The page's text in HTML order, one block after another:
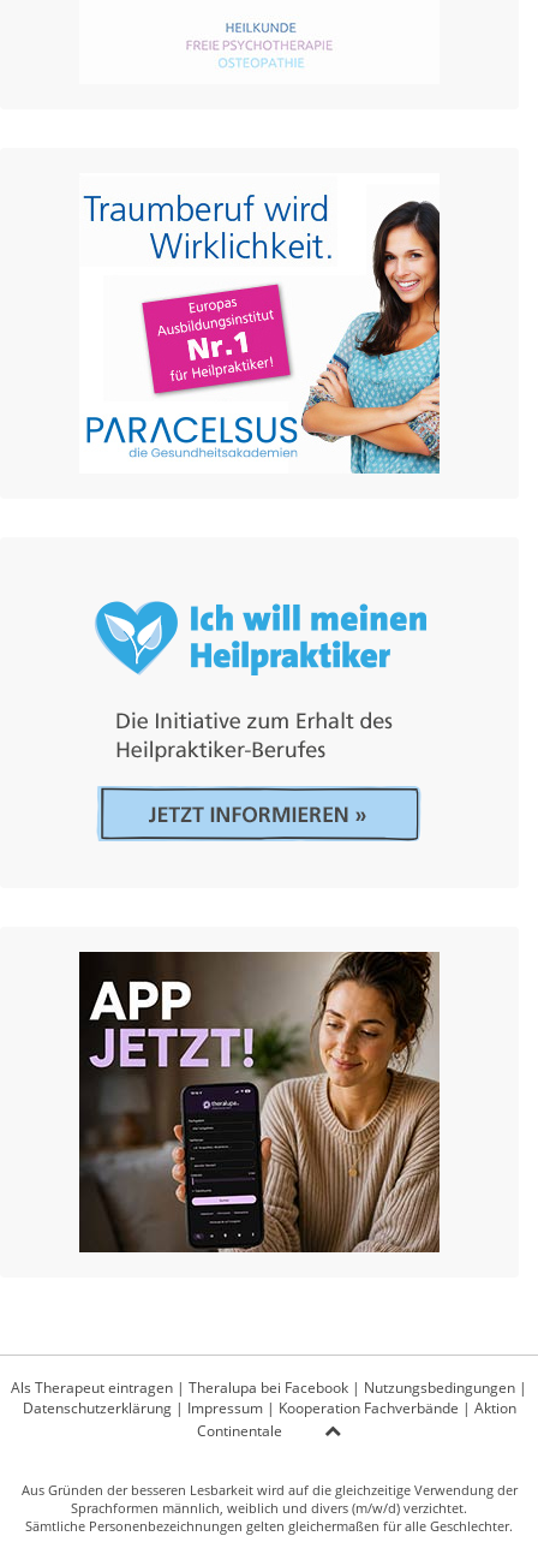
Als Therapeut eintragen | Theralupa bei Facebook | Nutzungsbedingungen |
Datenschutzerklärung| Impressum| Kooperation Fachverbände | Aktion
Continentale
Aus Gründen der besseren Lesbarkeit wird auf die gleichzeitige Verwendung der
Sprachformen männlich, weiblich und divers (m/w/d) verzichtet.
Sämtliche Personenbezeichnungen gelten gleichermaßen für alle Geschlechter.